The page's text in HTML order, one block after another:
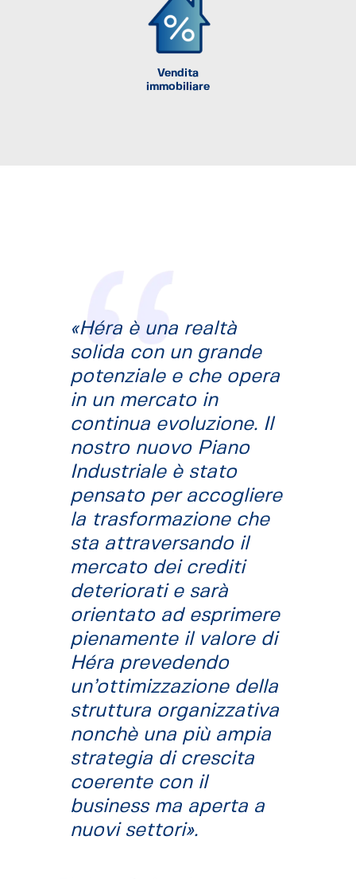
Vendita
immobiliare
«Héra è una realtà
solida con un grande
potenziale e che opera
in un mercato in
continua evoluzione. Il
nostro nuovo Piano
Industriale è stato
pensato per accogliere
la trasformazione che
sta attraversando il
mercato dei crediti
deteriorati e sarà
orientato ad esprimere
pienamente il valore di
Héra prevedendo
un’ottimizzazione della
struttura organizzativa
nonchè una più ampia
strategia di crescita
coerente con il
business ma aperta a
nuovi settori».